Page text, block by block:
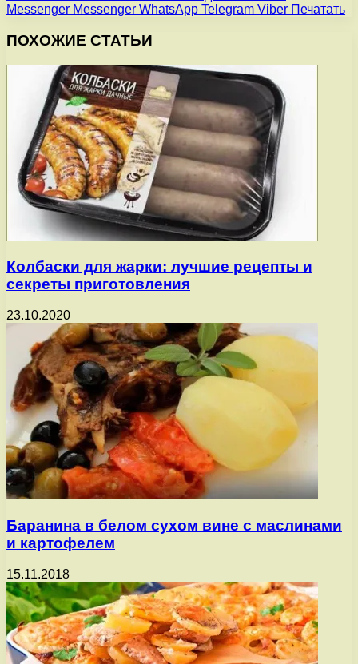
Messenger Messenger WhatsApp Telegram Viber Печатать
ПОХОЖИЕ СТАТЬИ
Колбаски для жарки: лучшие рецепты и
секреты приготовления
23.10.2020
Баранина в белом сухом вине с маслинами
и картофелем
15.11.2018